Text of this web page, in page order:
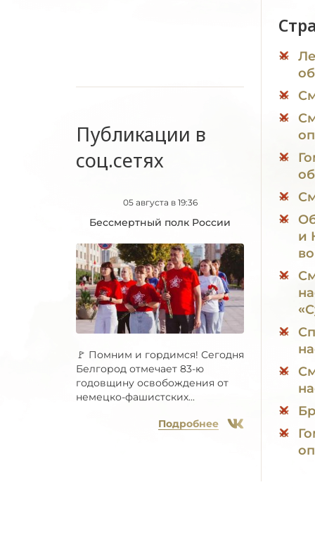
Публикации в
соц.сетях
05 августа в 19:36
Бессмертный полк России
🚩 Помним и гордимся! Сегодня
Белгород отмечает 83-ю
годовщину освобождения от
немецко-фашистских...
Подробнее
и